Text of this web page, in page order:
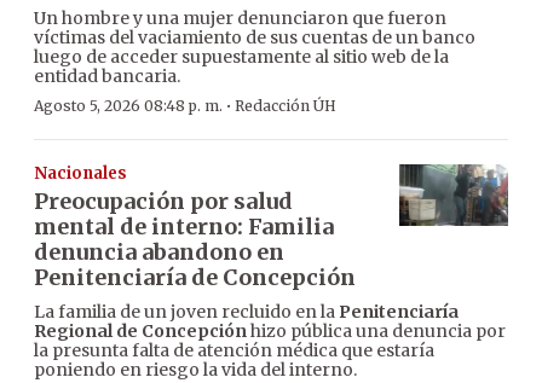
Un hombre y una mujer denunciaron que fueron
víctimas del vaciamiento de sus cuentas de un banco
luego de acceder supuestamente al sitio web de la
entidad bancaria.
Agosto 5, 2026 08:48 p. m. · Redacción ÚH
Nacionales
Preocupación por salud
mental de interno: Familia
denuncia abandono en
Penitenciaría de Concepción
La familia de un joven recluido en la Penitenciaría
Regional de Concepciónhizo pública una denuncia por
la presunta falta de atención médica que estaría
poniendo en riesgo la vida del interno.